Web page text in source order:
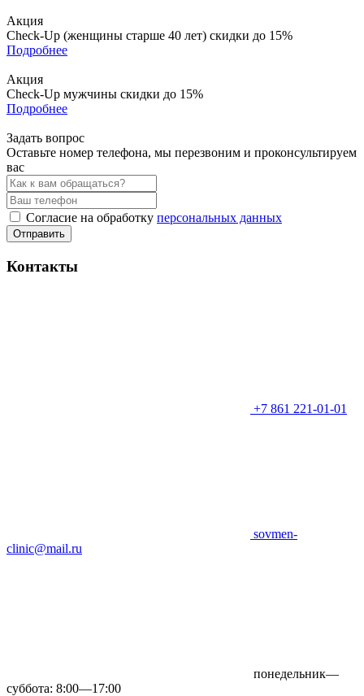
Акция
Check-Up (женщины старше 40 лет) скидки до 15%
Подробнее
Акция
Check-Up мужчины скидки до 15%
Подробнее
Задать вопрос
Оставьте номер телефона, мы перезвоним и проконсультируем
вас
Согласие на обработку персональных данных
Отправить
Контакты
+7 861 221-01-01
sovmen-
clinic@mail.ru
понедельник—
суббота: 8:00—17:00